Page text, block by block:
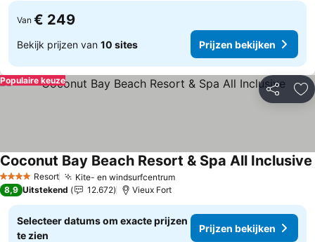
Van € 249
Bekijk prijzen van 10 sites Prijzen bekijken
Delen
Populaire keuze
4 SterrenResort Kite- en windsurfcentrumPrijzen bekijken
Coconut Bay Beach Resort & Spa All Inclusive
8,9 Uitstekend 12.672 Vieux Fort
Selecteer datums om exacte prijzen
te zien
Prijzen bekijken